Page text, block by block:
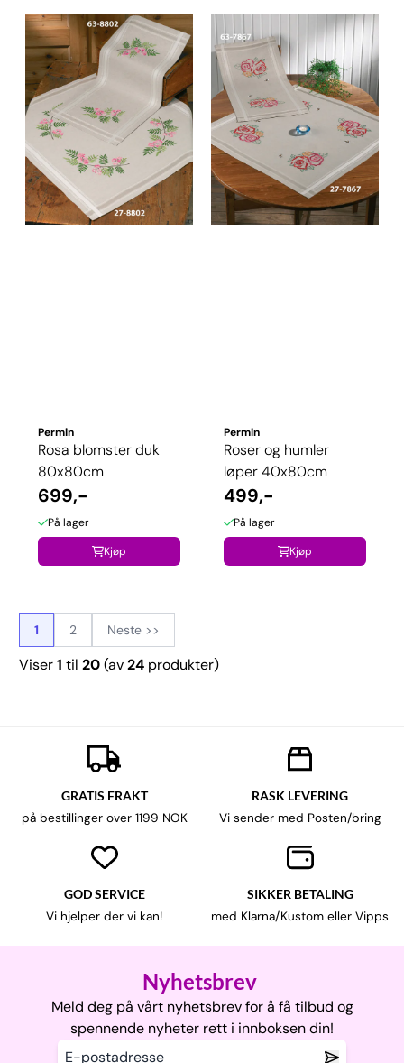
Permin
Rosa blomster duk
80x80cm
699,-
På lager
Kjøp
Permin
Roser og humler
løper 40x80cm
499,-
På lager
Kjøp
1 2 Neste >>
Viser1 til 20(av24 produkter)
GRATIS FRAKT
på bestillinger over 1199 NOK
RASK LEVERING
Vi sender med Posten/bring
GOD SERVICE
Vi hjelper der vi kan!
SIKKER BETALING
med Klarna/Kustom eller Vipps
Nyhetsbrev
Meld deg på vårt nyhetsbrev for å få tilbud og
spennende nyheter rett i innboksen din!